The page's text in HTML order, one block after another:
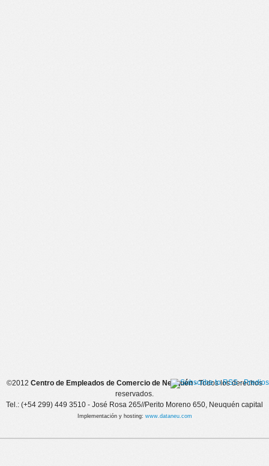
©2012 Centro de Empleados de Comercio de Neuquén- Todos los derechos
reservados.
Tel.: (+54 299) 449 3510 - José Rosa 265//Perito Moreno 650, Neuquén capital
Implementación y hosting: www.dataneu.com